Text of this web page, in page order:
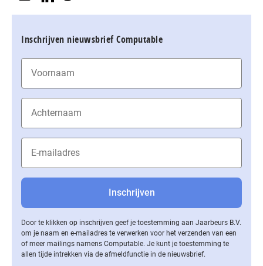
Inschrijven nieuwsbrief Computable
Door te klikken op inschrijven geef je toestemming aan Jaarbeurs B.V.
om je naam en e-mailadres te verwerken voor het verzenden van een
of meer mailings namens Computable. Je kunt je toestemming te
allen tijde intrekken via de af­meld­func­tie in de nieuwsbrief.